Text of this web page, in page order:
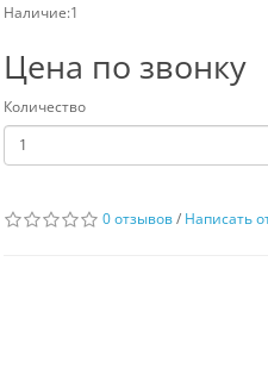
Наличие:1
Цена по звонку
Количество
0 отзывов/ Написать